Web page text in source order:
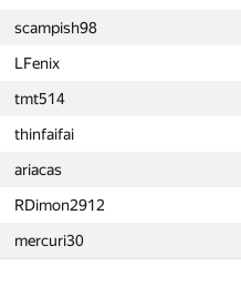
scampish98
LFenix
tmt514
thinfaifai
ariacas
RDimon2912
mercuri30
vntshh
ISmirn0ff
adilbek-dalabaev
NoInternetName
Иван Зубков
martynas.budriunas
humanisto